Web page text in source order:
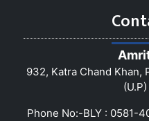
932, Katra Chand Khan,
Phone No:-BLY : 0581-